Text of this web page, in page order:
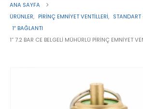
ANA SAYFA
ÜRÜNLER, PIRINÇ EMNIYET VENTILLERI,
1″ BAĞLANTI
1” 7.2 BAR CE BELGELI MÜHÜRLÜ PIRINÇ EMNIYET